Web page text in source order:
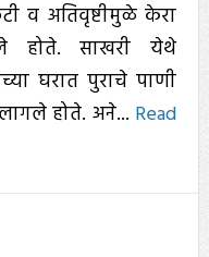
व अतिवृष्टीमुळे केरा
होते. साखरी येथे
घरात पुराचे पाणी
होते. अने... Read